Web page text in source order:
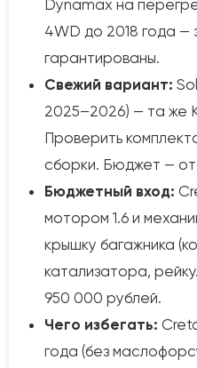
Dynamax на
4WD до 2018 года —
гарантированы.
Свежий вариант:
2025–2026) — та же
Проверить
сборки. Бюджет —
Бюджетный вход:
мотором 1.6 и
крышку багажника
катализатора,
950 000 рублей.
Чего избегать:
года (без